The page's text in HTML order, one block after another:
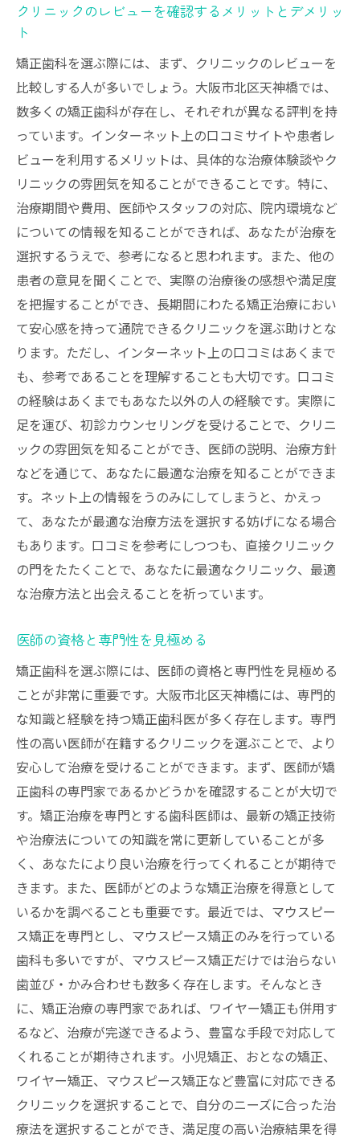
天神橋エリアのクリニック比較
通いやすさがもたらす治療の継続性
天神橋での矯正歯科選びと患者の声を重視する
理由
患者レビューの信頼性と活用方法
実際の体験談が示すクリニックの実力
患者の声から学ぶクリニックの改善点
口コミの重要性とその収集方法
信頼できる患者の声の見分け方
フィードバックを基にしたクリニック選び
お子様の笑顔を守る大阪市北区天神橋の矯正歯
科の選び方
子供の矯正治療の適齢期と始め方
子供に優しい治療環境の確認
お子様の成長に配慮した治療プラン
矯正治療が成長に与える影響
親子で通いやすいクリニックの選択
お子様の笑顔を第一に考える矯正歯科
最適な治療を受けるための天神橋の矯正歯科ガ
初診相談での質問リスト
治療期間中のサポート体制の確認
透明性のある費用説明の重要性
治療後のメンテナンスプラン（経過観察）
最適なクリニックを見つけるためのステッ
プ
クリニックのレビューを確認するメリットとデメリッ
ト
矯正歯科を選ぶ際には、まず、クリニックのレビューを
比較しする人が多いでしょう。大阪市北区天神橋では、
数多くの矯正歯科が存在し、それぞれが異なる評判を持
っています。インターネット上の口コミサイトや患者レ
ビューを利用するメリットは、具体的な治療体験談やク
リニックの雰囲気を知ることができることです。特に、
治療期間や費用、医師やスタッフの対応、院内環境など
についての情報を知ることができれば、あなたが治療を
選択するうえで、参考になると思われます。また、他の
患者の意見を聞くことで、実際の治療後の感想や満足度
を把握することができ、長期間にわたる矯正治療におい
て安心感を持って通院できるクリニックを選ぶ助けとな
ります。ただし、インターネット上の口コミはあくまで
も、参考であることを理解することも大切です。口コミ
の経験はあくまでもあなた以外の人の経験です。実際に
足を運び、初診カウンセリングを受けることで、クリニ
ックの雰囲気を知ることができ、医師の説明、治療方針
などを通じて、あなたに最適な治療を知ることができま
す。ネット上の情報をうのみにしてしまうと、かえっ
て、あなたが最適な治療方法を選択する妨げになる場合
もあります。口コミを参考にしつつも、直接クリニック
の門をたたくことで、あなたに最適なクリニック、最適
な治療方法と出会えることを祈っています。
医師の資格と専門性を見極める
矯正歯科を選ぶ際には、医師の資格と専門性を見極める
ことが非常に重要です。大阪市北区天神橋には、専門的
な知識と経験を持つ矯正歯科医が多く存在します。専門
性の高い医師が在籍するクリニックを選ぶことで、より
安心して治療を受けることができます。まず、医師が矯
正歯科の専門家であるかどうかを確認することが大切で
す。矯正治療を専門とする歯科医師は、最新の矯正技術
や治療法についての知識を常に更新していることが多
く、あなたにより良い治療を行ってくれることが期待で
きます。また、医師がどのような矯正治療を得意として
いるかを調べることも重要です。最近では、マウスピー
ス矯正を専門とし、マウスピース矯正のみを行っている
歯科も多いですが、マウスピース矯正だけでは治らない
歯並び・かみ合わせも数多く存在します。そんなとき
に、矯正治療の専門家であれば、ワイヤー矯正も併用す
るなど、治療が完遂できるよう、豊富な手段で対応して
くれることが期待されます。小児矯正、おとなの矯正、
ワイヤー矯正、マウスピース矯正など豊富に対応できる
クリニックを選択することで、自分のニーズに合った治
療法を選択することができ、満足度の高い治療結果を得